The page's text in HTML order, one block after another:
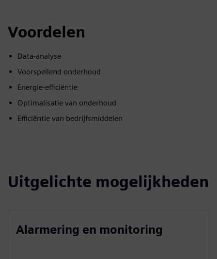
Voordelen
Data-analyse
Voorspellend onderhoud
Energie-efficiëntie
Optimalisatie van onderhoud
Efficiëntie van bedrijfsmiddelen
Uitgelichte mogelijkheden
Alarmering en monitoring